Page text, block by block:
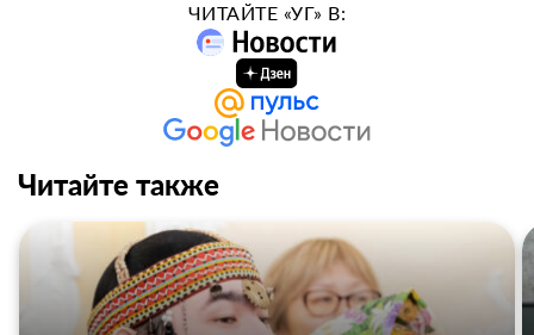
ЧИТАЙТЕ «УГ» В:
Читайте также